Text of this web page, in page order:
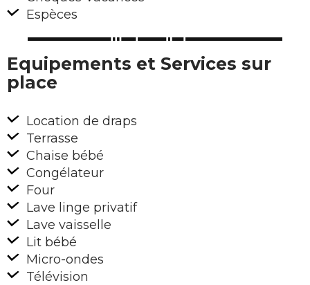
Espèces
Equipements et Services sur
place
Location de draps
Terrasse
Chaise bébé
Congélateur
Four
Lave linge privatif
Lave vaisselle
Lit bébé
Micro-ondes
Télévision